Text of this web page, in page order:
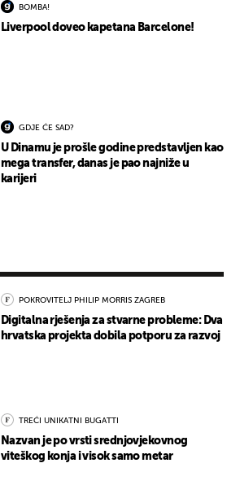
BOMBA!
Liverpool doveo kapetana Barcelone!
GDJE ĆE SAD?
U Dinamu je prošle godine predstavljen kao
mega transfer, danas je pao najniže u
karijeri
POKROVITELJ PHILIP MORRIS ZAGREB
Digitalna rješenja za stvarne probleme: Dva
hrvatska projekta dobila potporu za razvoj
TREĆI UNIKATNI BUGATTI
Nazvan je po vrsti srednjovjekovnog
viteškog konja i visok samo metar